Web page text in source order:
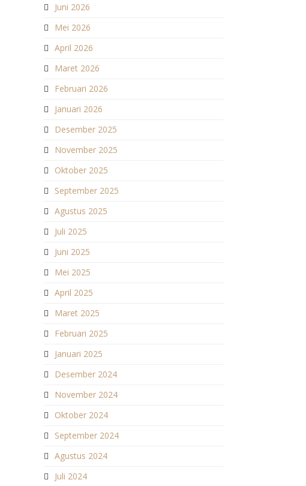
Juni 2026
Mei 2026
April 2026
Maret 2026
Februari 2026
Januari 2026
Desember 2025
November 2025
Oktober 2025
September 2025
Agustus 2025
Juli 2025
Juni 2025
Mei 2025
April 2025
Maret 2025
Februari 2025
Januari 2025
Desember 2024
November 2024
Oktober 2024
September 2024
Agustus 2024
Juli 2024